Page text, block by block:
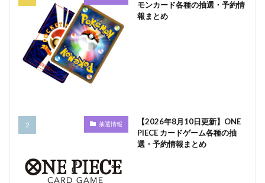
モンカード各種の抽選・予約情
報まとめ
抽選情報
【2026年8月10日更新】ONE
PIECE カードゲーム各種の抽
選・予約情報まとめ